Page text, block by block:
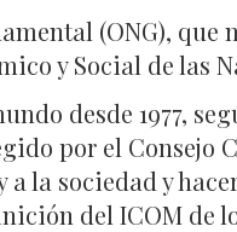
(ONG),
y Social de las
desde 1977,
por el Consejo
la sociedad y
del ICOM de